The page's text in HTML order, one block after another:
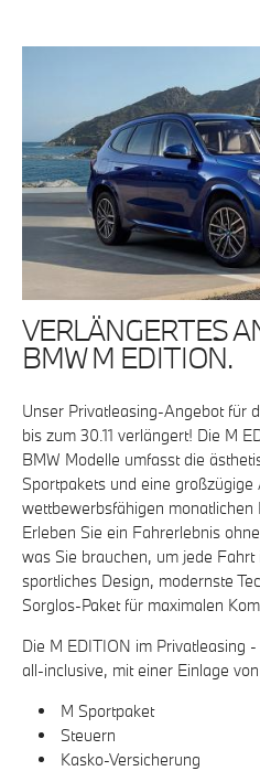
VERLÄNGERTES
BMW M EDITION.
Unser Privatleasing-Angebot für
bis zum 30.11 verlängert! Die M
BMW Modelle umfasst die
Sportpakets und eine
wettbewerbsfähigen monatlichen
Erleben Sie ein Fahrerlebnis
was Sie brauchen, um jede
sportliches Design, modernste
Sorglos-Paket für maximalen
Die M EDITION im Privatleasing
all-inclusive, mit einer Einlage
M Sportpaket
Steuern
Kasko-Versicherung